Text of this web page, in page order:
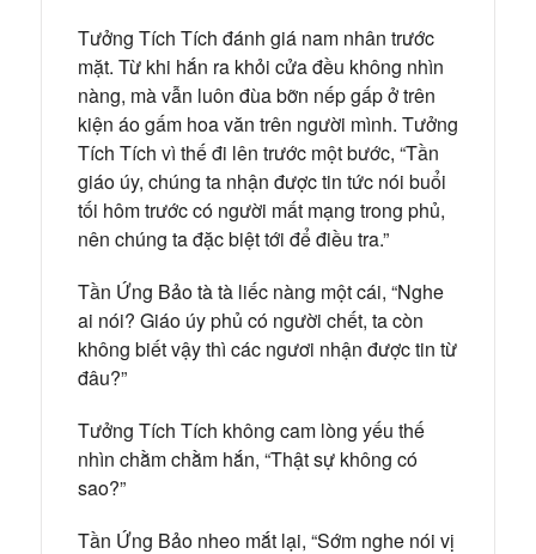
Tưởng Tích Tích đánh giá nam nhân trước
mặt. Từ khi hắn ra khỏi cửa đều không nhìn
nàng, mà vẫn luôn đùa bỡn nếp gấp ở trên
kiện áo gấm hoa văn trên người mình. Tưởng
Tích Tích vì thế đi lên trước một bước, “Tần
giáo úy, chúng ta nhận được tin tức nói buổi
tối hôm trước có người mất mạng trong phủ,
nên chúng ta đặc biệt tới để điều tra.”
Tần Ứng Bảo tà tà liếc nàng một cái, “Nghe
ai nói? Giáo úy phủ có người chết, ta còn
không biết vậy thì các ngươi nhận được tin từ
đâu?”
Tưởng Tích Tích không cam lòng yếu thế
nhìn chằm chằm hắn, “Thật sự không có
sao?”
Tần Ứng Bảo nheo mắt lại, “Sớm nghe nói vị